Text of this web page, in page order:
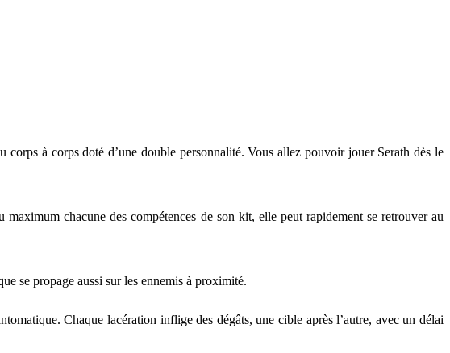
à corps doté d’une double personnalité. Vous allez pouvoir jouer Serath dès le
chacune des compétences de son kit, elle peut rapidement se retrouver au
se propage aussi sur les ennemis à proximité.
Chaque lacération inflige des dégâts, une cible après l’autre, avec un délai